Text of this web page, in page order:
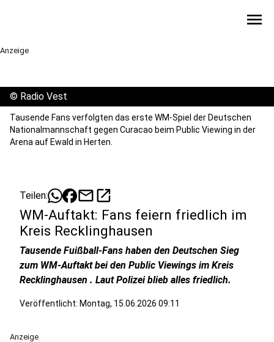
menu
Anzeige
© Radio Vest
Tausende Fans verfolgten das erste WM-Spiel der Deutschen
Nationalmannschaft gegen Curacao beim Public Viewing in der
Arena auf Ewald in Herten.
Teilen: mailopen_in_new
WM-Auftakt: Fans feiern friedlich im
Kreis Recklinghausen
Tausende Fuißball-Fans haben den Deutschen Sieg
zum WM-Auftakt bei den Public Viewings im Kreis
Recklinghausen . Laut Polizei blieb alles friedlich.
Veröffentlicht: Montag, 15.06.2026 09:11
Anzeige